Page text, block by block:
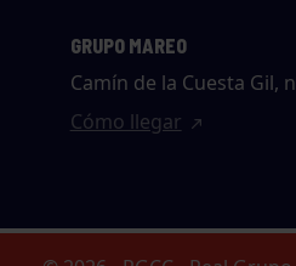
GRUPO MAREO
Camín de la Cuesta Gil,
Cómo llegar